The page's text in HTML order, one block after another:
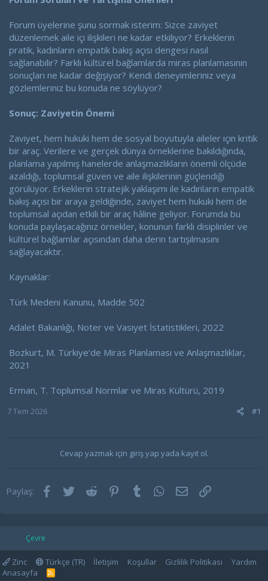
Forum üyelerine şunu sormak isterim: Sizce zaviyet
düzenlemek aile içi ilişkileri ne kadar etkiliyor? Erkeklerin
pratik, kadınların empatik bakış açısı dengesi nasıl
sağlanabilir? Farklı kültürel bağlamlarda miras planlamasının
sonuçları ne kadar değişiyor? Kendi deneyimleriniz veya
gözlemleriniz bu konuda ne söylüyor?
Sonuç: Zaviyetin Önemi
Zaviyet, hem hukuki hem de sosyal boyutuyla aileler için kritik
bir araç. Verilere ve gerçek dünya örneklerine bakıldığında,
planlama yapılmış hanelerde anlaşmazlıkların önemli ölçüde
azaldığı, toplumsal güven ve aile ilişkilerinin güçlendiği
görülüyor. Erkeklerin stratejik yaklaşımı ile kadınların empatik
bakış açısı bir araya geldiğinde, zaviyet hem hukuki hem de
toplumsal açıdan etkili bir araç hâline geliyor. Forumda bu
konuda paylaşacağınız örnekler, konunun farklı disiplinler ve
kültürel bağlamlar açısından daha derin tartışılmasını
sağlayacaktır.
Kaynaklar:
Türk Medeni Kanunu, Madde 502
Adalet Bakanlığı, Noter ve Vasiyet İstatistikleri, 2022
Bozkurt, M. Türkiye’de Miras Planlaması ve Anlaşmazlıklar,
2021
Erman, T. Toplumsal Normlar ve Miras Kültürü, 2019
#1
7 Tem 2026
Cevap yazmak için giriş yap yada kayıt ol.
Paylaş: Facebook
Twitter Reddit Pinterest
Tumblr WhatsApp
E-postaLink
Çevre
Zinc Türkçe (TR) İletişim Koşullar Gizlilik Politikası
Yardım
Anasayfa
R